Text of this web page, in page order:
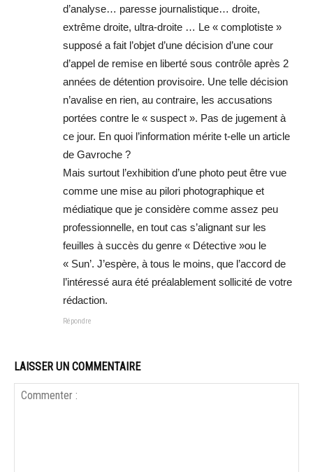
d’analyse… paresse journalistique… droite,
extrême droite, ultra-droite … Le « complotiste »
supposé a fait l’objet d’une décision d’une cour
d’appel de remise en liberté sous contrôle après 2
années de détention provisoire. Une telle décision
n’avalise en rien, au contraire, les accusations
portées contre le « suspect ». Pas de jugement à
ce jour. En quoi l’information mérite t-elle un article
de Gavroche ?
Mais surtout l’exhibition d’une photo peut être vue
comme une mise au pilori photographique et
médiatique que je considère comme assez peu
professionnelle, en tout cas s’alignant sur les
feuilles à succès du genre « Détective »ou le
« Sun’. J’espère, à tous le moins, que l’accord de
l’intéressé aura été préalablement sollicité de votre
rédaction.
Répondre
LAISSER UN COMMENTAIRE